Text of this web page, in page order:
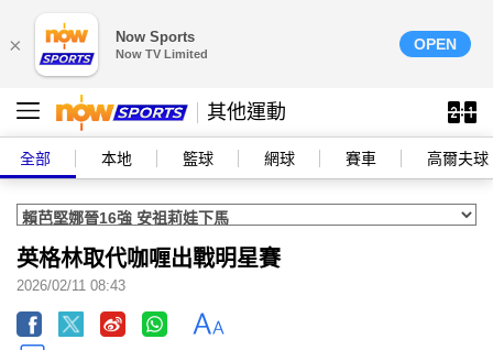
× Now Sports
Now TV Limited
OPEN
其他運動
全部 本地 籃球 網球 賽車 高爾夫球
英格林取代咖喱出戰明星賽
2026/02/11 08:43